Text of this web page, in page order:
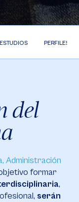
PERFILES
del
Administración
formar
,
serán